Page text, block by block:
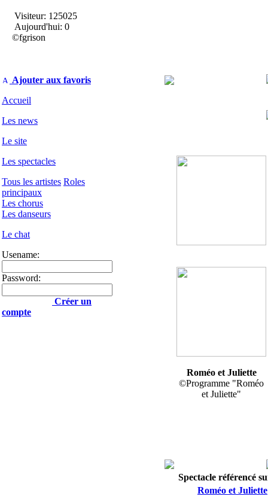
Visiteur: 125025
Aujourd'hui: 0
©fgrison
Ajouter aux favoris
Accueil
Les news
Le site
Les spectacles
Tous les artistes Roles
principaux
Les chorus
Les danseurs
Le chat
Usename:
Password:
Créer un
compte
Roméo et Juliette
©Programme "Roméo
et Juliette"
Spectacle référencé
Roméo et Juliette